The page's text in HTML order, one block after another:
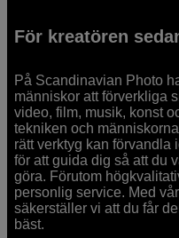
För kreatören
På Scandinavian Photo
människor att förverkliga
video, film, musik, konst
tekniken och
rätt verktyg kan förvandla
för att guida dig så att du
göra. Förutom
personlig service. Med
säkerställer vi att du får
bäst.